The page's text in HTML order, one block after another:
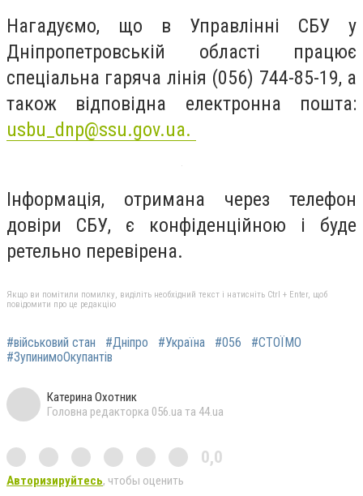
Нагадуємо, що в Управлінні СБУ у
Дніпропетровській області працює
спеціальна гаряча лінія (056) 744-85-19, а
також відповідна електронна пошта:
usbu_dnp@ssu.gov.ua.
Інформація, отримана через телефон
довіри СБУ, є конфіденційною і буде
ретельно перевірена.
Якщо ви помітили помилку, виділіть необхідний текст і натисніть Ctrl + Enter, щоб
повідомити про це редакцію
#військовий стан #Дніпро #Україна #056
#СТОЇМО
#ЗупинимоОкупантів
Катерина Охотник
Головна редакторка 056.ua та 44.ua
0,0
Авторизируйтесь, чтобы оценить